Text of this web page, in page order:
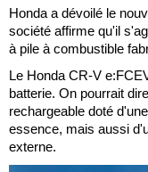
Honda a dévoilé le
société affirme qu'il
à pile à combustible
Le Honda CR-V
batterie. On pourrait
rechargeable doté
essence, mais aussi
externe.